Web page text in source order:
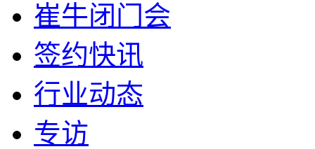
崔牛闭门会
签约快讯
行业动态
专访